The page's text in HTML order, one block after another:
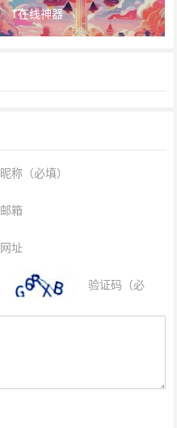
T在线神器
昵称（必填）
邮箱
网址
验证码（必